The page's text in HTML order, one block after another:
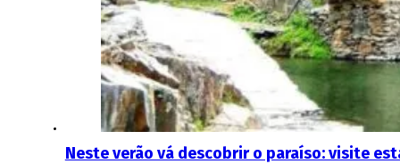
Neste verão vá descobrir o paraíso: visite